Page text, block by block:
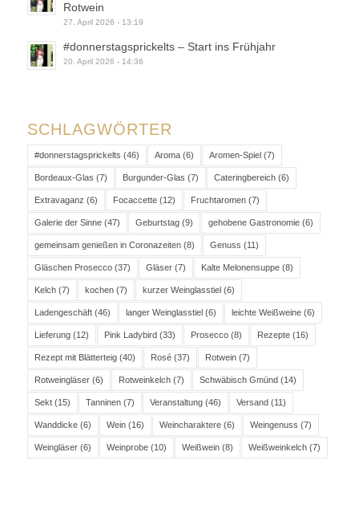
Rotwein
27. April 2026 - 13:19
#donnerstagsprickelts – Start ins Frühjahr
20. April 2026 - 14:36
SCHLAGWÖRTER
#donnerstagsprickelts (46) Aroma(6) Aromen-Spiel(7)
Bordeaux-Glas (7) Burgunder-Glas (7) Cateringbereich(6)
Extravaganz (6) Focaccette(12) Fruchtaromen(7)
Galerie der Sinne(47) Geburtstag(9) gehobene Gastronomie(6)
gemeinsam genießen in Coronazeiten(8) Genuss (11)
Gläschen Prosecco(37) Gläser(7) Kalte Melonensuppe(8)
Kelch(7) kochen(7) kurzer Weinglasstiel(6)
Ladengeschäft(46) langer Weinglasstiel(6) leichte Weißweine(6)
Lieferung(12) Pink Ladybird(33) Prosecco(8) Rezepte(16)
Rezept mit Blätterteig(40) Rosé(37) Rotwein(7)
Rotweingläser(6) Rotweinkelch(7) Schwäbisch Gmünd(14)
Sekt(15) Tanninen(7) Veranstaltung(46) Versand(11)
Wanddicke(6) Wein(16) Weincharaktere(6) Weingenuss (7)
Weingläser(6) Weinprobe(10) Weißwein(8) Weißweinkelch(7)